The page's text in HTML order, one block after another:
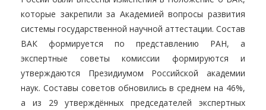
которые закрепили за Академией вопросы развития
системы государственной научной аттестации. Состав
ВАК формируется по представлению РАН, а
экспертные советы комиссии формируются и
утверждаются Президиумом Российской академии
наук. Составы советов обновились в среднем на 46%,
а из 29 утверждённых председателей экспертных